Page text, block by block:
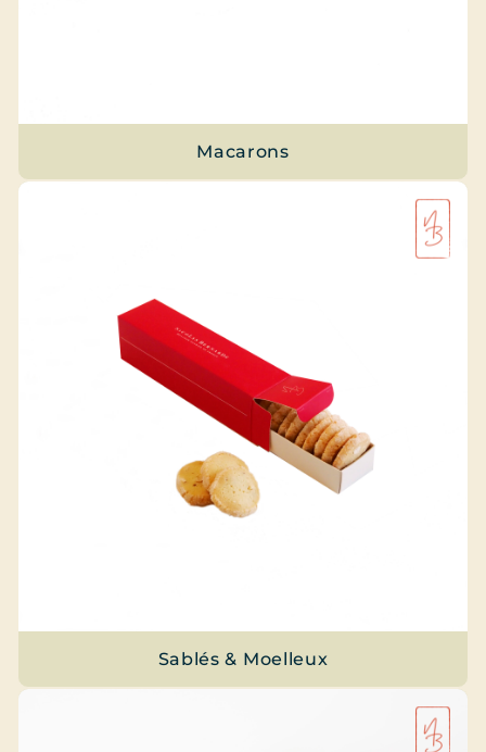
Macarons
Sablés & Moelleux